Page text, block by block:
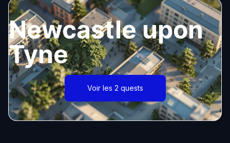
Newcastle upon
Tyne
Voir les 2 quests